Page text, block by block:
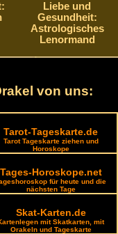
Liebe und
Gesundheit:
Astrologisches
Lenormand
von uns:
Tarot-Tageskarte.de
Tarot Tageskarte ziehen und
Horoskope
Tages-Horoskope.net
für heute und die
nächsten Tage
Skat-Karten.de
mit Skatkarten, mit
Orakeln und Tageskarte